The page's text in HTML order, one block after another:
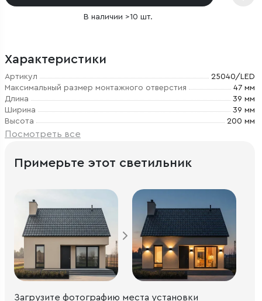
В наличии >10 шт.
Характеристики
Артикул
25040/LED
Максимальный размер монтажного отверстия
47 мм
Длина
39 мм
Ширина
39 мм
Высота
200 мм
Посмотреть все
Примерьте этот светильник
Загрузите фотографию места установки